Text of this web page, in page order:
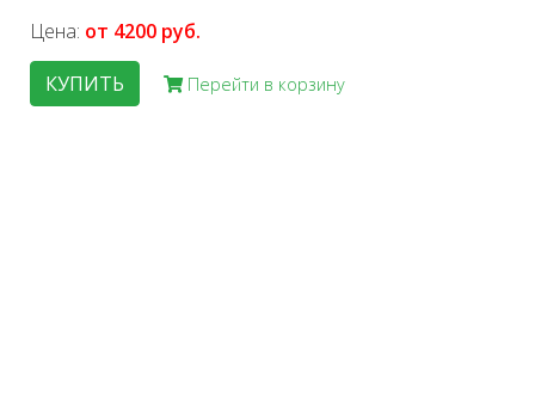
Цена: от 4200 руб.
КУПИТЬ
Перейти в корзину